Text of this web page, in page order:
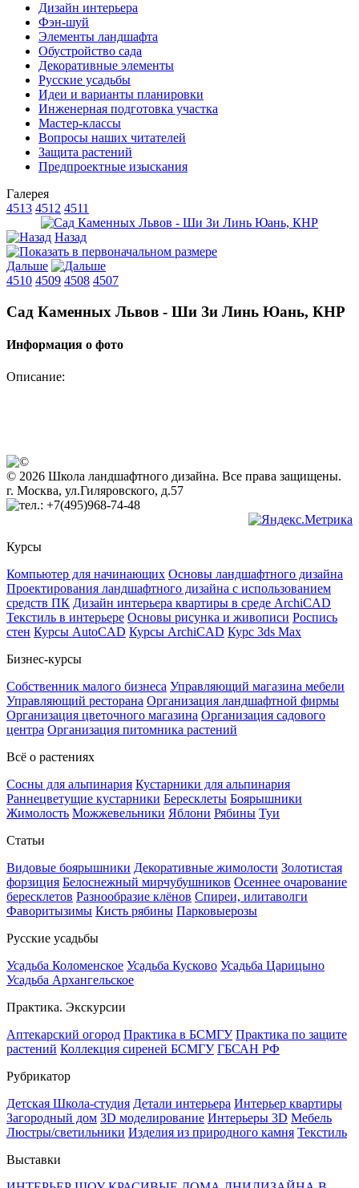
Дизайн интерьера
Фэн-шуй
Элементы ландшафта
Обустройство сада
Декоративные элементы
Русские усадьбы
Идеи и варианты планировки
Инженерная подготовка участка
Мастер-классы
Вопросы наших читателей
Защита растений
Предпроектные изыскания
Галерея
4513 4512 4511
Назад
Дальше
4510 4509 4508 4507
Сад Каменных Львов - Ши Зи Линь Юань, КНР
Информация о фото
Описание:
© 2026 Школа ландшафтного дизайна. Все права защищены.
г. Москва, ул.Гиляровского, д.57
+7(495)968-74-48
Курсы
Компьютер для начинающих Основы ландшафтного дизайна
Проектирования ландшафтного дизайна с использованием
средств ПК Дизайн интерьера квартиры в среде ArchiCAD
Текстиль в интерьере Основы рисунка и живописи Роспись
стен Курсы AutoCAD Курсы ArchiCAD Курс 3ds Max
Бизнес-курсы
Собственник малого бизнеса Управляющий магазина мебели
Управляющий ресторана Организация ландшафтной фирмы
Организация цветочного магазина Организация садового
центра Организация питомника растений
Всё о растениях
Сосны для альпинария Кустарники для альпинария
Раннецветущие кустарники Бересклеты Боярышники
Жимолость Можжевельники Яблони Рябины Туи
Статьи
Видовые боярышники Декоративные жимолости Золотистая
форзиция Белоснежный мирчубушников Осеннее очарование
бересклетов Разнообразие клёнов Спиреи, илитаволги
Фаворитызимы Кисть рябины Парковыерозы
Русские усадьбы
Усадьба Коломенское Усадьба Кусково Усадьба Царицыно
Усадьба Архангельское
Практика. Экскурсии
Аптекарский огород Практика в БСМГУ Практика по защите
растений Коллекция сиреней БСМГУ ГБСАН РФ
Рубрикатор
Детская Школа-студия Детали интерьера Интерьер квартиры
Загородный дом 3D моделирование Интерьеры 3D Мебель
Люстры/светильники Изделия из природного камня Текстиль
Выставки